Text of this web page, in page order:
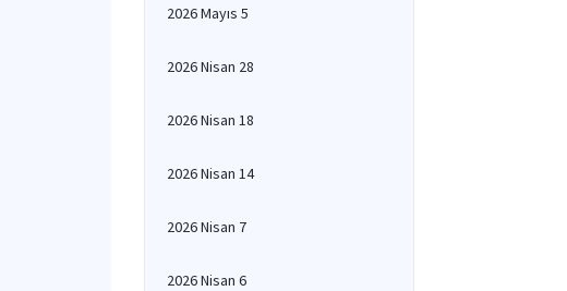
2026 Mayıs 5
2026 Nisan 28
2026 Nisan 18
2026 Nisan 14
2026 Nisan 7
2026 Nisan 6